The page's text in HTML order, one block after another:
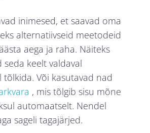
inimesed, et saavad oma
alternatiivseid meetodeid
aega ja raha. Näiteks
seda keelt valdaval
tõlkida. Või kasutavad nad
, mis tõlgib sisu mõne
automaatselt. Nendel
sageli tagajärjed.